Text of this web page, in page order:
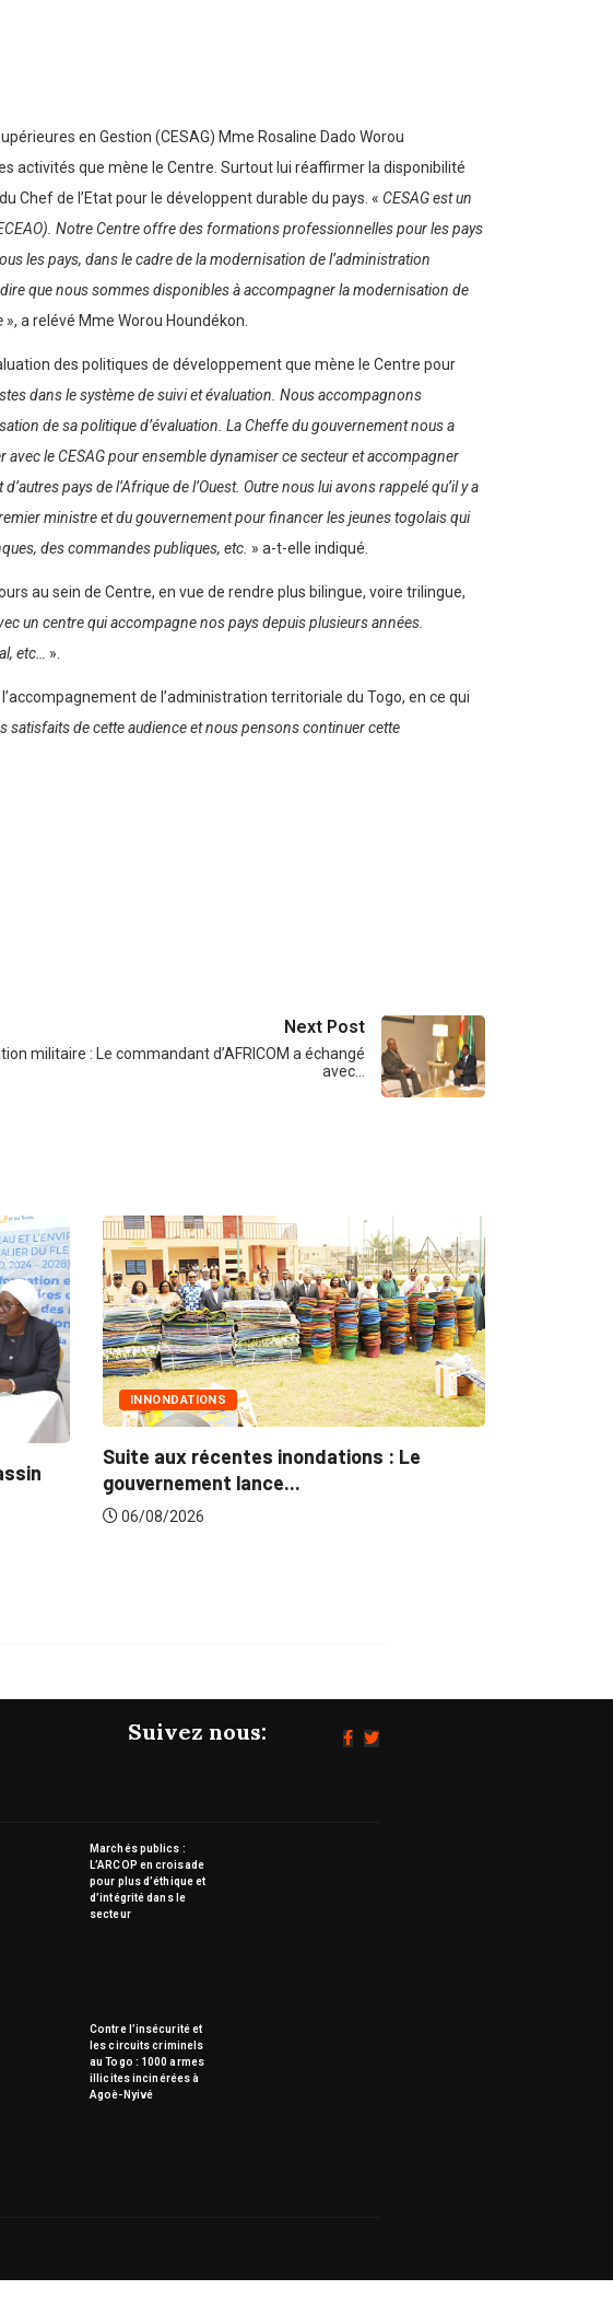
en Gestion (CESAG) Mme Rosaline Dado Worou
activités que mène le Centre. Surtout lui réaffirmer la disponibilité
Chef de l’Etat pour le développent durable du pays. « CESAG est un
Notre Centre offre des formations professionnelles pour les pays
les pays, dans le cadre de la modernisation de l’administration
que nous sommes disponibles à accompagner la modernisation de
», a relévé Mme Worou Houndékon.
des politiques de développement que mène le Centre pour
dans le système de suivi et évaluation. Nous accompagnons
de sa politique d’évaluation. La Cheffe du gouvernement nous a
le CESAG pour ensemble dynamiser ce secteur et accompagner
pays de l’Afrique de l’Ouest. Outre nous lui avons rappelé qu’il y a
ministre et du gouvernement pour financer les jeunes togolais qui
des commandes publiques, etc. » a-t-elle indiqué.
au sein de Centre, en vue de rendre plus bilingue, voire trilingue,
un centre qui accompagne nos pays depuis plusieurs années.
etc…
».
de l’administration territoriale du Togo, en ce qui
satisfaits de cette audience et nous pensons continuer cette
Next Post
militaire : Le commandant d’AFRICOM a échangé
avec…
inondations : Le
MARCHÉS PUBLICS
Marchés publics : L’ARCOP en
pour plus...
Suivez nous:
Marchés publics :
L’ARCOP en croisade
pour plus d’éthique et
d’intégrité dans le
secteur
Contre l’insécurité et
les circuits criminels
au Togo : 1000 armes
illicites incinérées à
Agoè-Nyivé